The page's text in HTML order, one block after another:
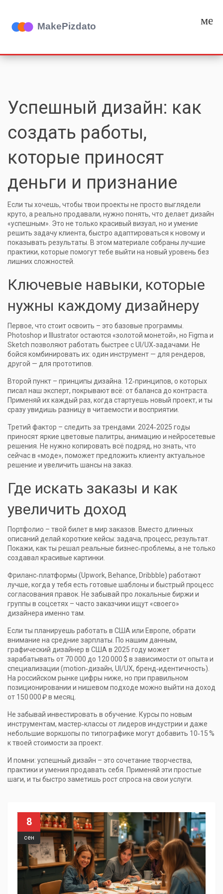
Успешный дизайн: как
создать работы,
которые приносят
деньги и признание
Если ты хочешь, чтобы твои проекты не просто выглядели
круто, а реально продавали, нужно понять, что делает дизайн
«успешным». Это не только красивый визуал, но и умение
решить задачу клиента, быстро адаптироваться к новому и
показывать результаты. В этом материале собраны лучшие
практики, которые помогут тебе выйти на новый уровень без
лишних сложностей.
Ключевые навыки, которые
нужны каждому дизайнеру
Первое, что стоит освоить – это базовые программы.
Photoshop и Illustrator остаются «золотой монетой», но Figma и
Sketch позволяют работать быстрее с UI/UX‑задачами. Не
бойся комбинировать их: один инструмент — для рендеров,
другой — для прототипов.
Второй пункт – принципы дизайна. 12‑принципов, о которых
писал наш эксперт, покрывают всё: от баланса до контраста.
Применяй их каждый раз, когда стартуешь новый проект, и ты
сразу увидишь разницу в читаемости и восприятии.
Третий фактор – следить за трендами. 2024‑2025 годы
приносят яркие цветовые палитры, анимацию и нейросетевые
решения. Не нужно копировать всё подряд, но знать, что
сейчас в «моде», поможет предложить клиенту актуальное
решение и увеличить шансы на заказ.
Где искать заказы и как
увеличить доход
Портфолио – твой билет в мир заказов. Вместо длинных
описаний делай короткие кейсы: задача, процесс, результат.
Покажи, как ты решал реальные бизнес‑проблемы, а не только
создавал красивые картинки.
Фриланс‑платформы (Upwork, Behance, Dribbble) работают
лучше, когда у тебя есть готовые шаблоны и быстрый процесс
согласования правок. Не забывай про локальные биржи и
группы в соцсетях – часто заказчики ищут «своего»
дизайнера именно там.
Если ты планируешь работать в США или Европе, обрати
внимание на средние зарплаты. По нашим данным,
графический дизайнер в США в 2025 году может
зарабатывать от 70 000 до 120 000 $ в зависимости от опыта и
специализации (motion‑дизайн, UI/UX, бренд‑идентичность).
На российском рынке цифры ниже, но при правильном
позиционировании и нишевом подходе можно выйти на доход
от 150 000 ₽ в месяц.
Не забывай инвестировать в обучение. Курсы по новым
инструментам, мастер‑классы от лидеров индустрии и даже
небольшие воркшопы по типографике могут добавить 10‑15 %
к твоей стоимости за проект.
И помни: успешный дизайн – это сочетание творчества,
практики и умения продавать себя. Применяй эти простые
шаги, и ты быстро заметишь рост спроса на свои услуги.
8
сен